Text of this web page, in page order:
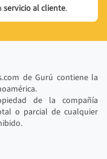
servicio al cliente.
de Gurú contiene la
de la compañía
o parcial de cualquier